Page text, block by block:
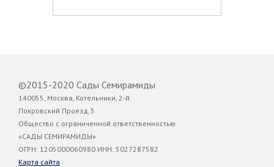
©2015-2020 Сады Семирамиды
140055, Москва, Котельники, 2-й
Покровский Проезд,3
Общество с ограниченной ответственностью
«САДЫ СЕМИРАМИДЫ»
ОГРН: 1205000060980 ИНН: 5027287582
Карта сайта